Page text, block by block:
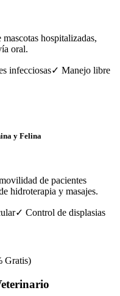
hospitalizadas,
oral.
infecciosas✓ Manejo libre
y Felina
de pacientes
hidroterapia y masajes.
✓ Control de displasias
Gratis)